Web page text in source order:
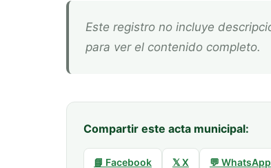
Este registro no incluye descripción adicional. Descarga el documento oficial arriba
para ver el contenido completo.
Compartir este acta municipal:
📘 Facebook 𝕏 X 💬 WhatsApp